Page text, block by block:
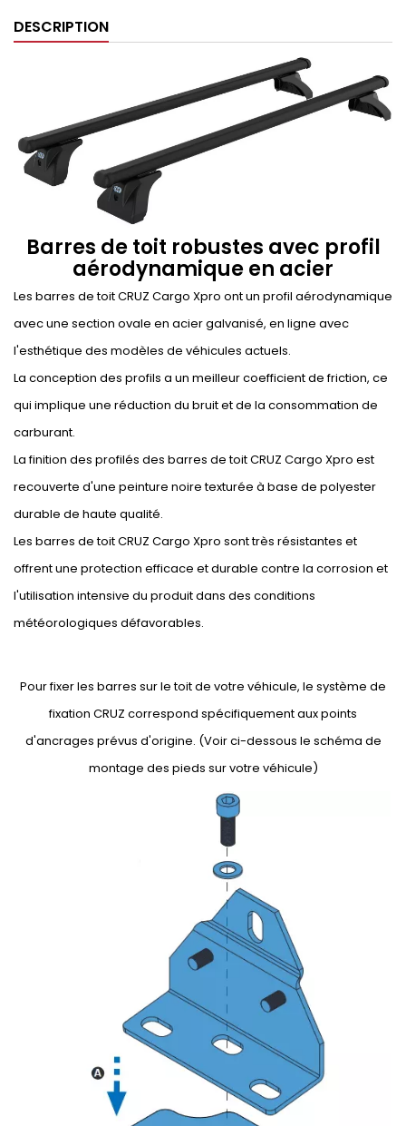
DESCRIPTION
Barres de toit robustes avec profil
aérodynamique en acier
Les barres de toit CRUZ Cargo Xpro ont un profil aérodynamique
avec une section ovale en acier galvanisé, en ligne avec
l'esthétique des modèles de véhicules actuels.
La conception des profils a un meilleur coefficient de friction, ce
qui implique une réduction du bruit et de la consommation de
carburant.
La finition des profilés des barres de toit CRUZ Cargo Xpro est
recouverte d'une peinture noire texturée à base de polyester
durable de haute qualité.
Les barres de toit CRUZ Cargo Xpro sont très résistantes et
offrent une protection efficace et durable contre la corrosion et
l'utilisation intensive du produit dans des conditions
météorologiques défavorables.
Pour fixer les barres sur le toit de votre véhicule, le système de
fixation CRUZ correspond spécifiquement aux points
d'ancrages prévus d'origine. (Voir ci-dessous le schéma de
montage des pieds sur votre véhicule)